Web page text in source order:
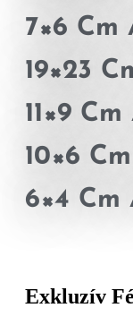
7×6 Cm
19×23
11×9
10×6
6×4 Cm
Exkluzív